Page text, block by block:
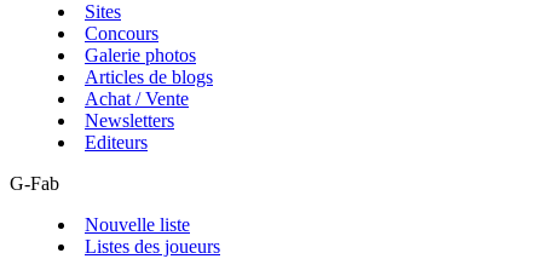
Sites
Concours
Galerie photos
Articles de blogs
Achat / Vente
Newsletters
Editeurs
G-Fab
Nouvelle liste
Listes des joueurs